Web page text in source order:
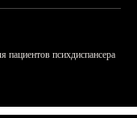
пациентов психдиспансера